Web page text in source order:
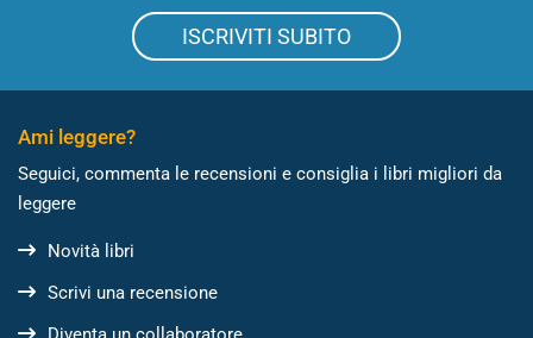
ISCRIVITI SUBITO
Ami leggere?
Seguici, commenta le recensioni e consiglia i libri migliori da
leggere
Novità libri
Scrivi una recensione